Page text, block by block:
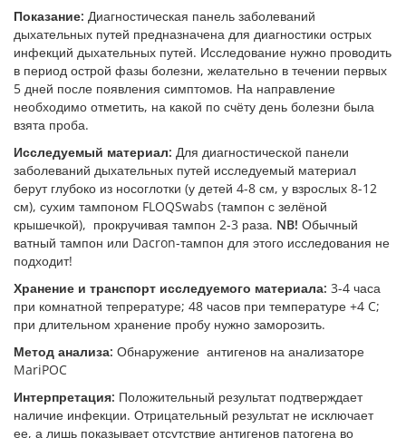
Показание: Диагностическая панель заболеваний
дыхательных путей предназначена для диагностики острых
инфекций дыхательных путей. Исследование нужно проводить
в период острой фазы болезни, желательно в течении первых
5 дней после появления симптомов. На направление
необходимо отметить, на какой по счёту день болезни была
взята проба.
Исследуемый материал: Для диагностической панели
заболеваний дыхательных путей исследуемый материал
берут глубоко из носоглотки (у детей 4-8 см, у взрослых 8-12
см), сухим тампоном FLOQSwabs (тампон с зелёной
крышечкой), прокручивая тампон 2-3 раза. NB! Обычный
ватный тампон или Dacron-тампон для этого исследования не
подходит!
Хранение и транспорт исследуемого материала: 3-4 часа
при комнатной тепрературе; 48 часов при температуре +4 C;
при длительном хранение пробу нужно заморозить.
Метод анализа: Обнаружение антигенов на анализаторе
MariPOC
Интерпретация: Положительный результат подтверждает
наличие инфекции. Отрицательный результат не исключает
ее, а лишь показывает отсутствие антигенов патогена во